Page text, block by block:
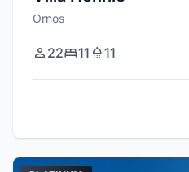
Ornos
22 11 11